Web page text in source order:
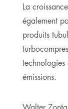
La
également
produits
émissions.